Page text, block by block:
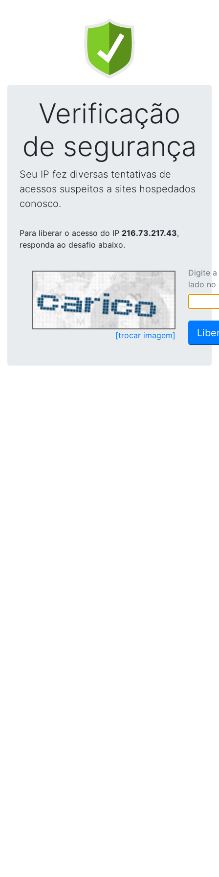
Verificação
de segurança
Seu IP fez diversas tentativas de
acessos suspeitos a sites hospedados
conosco.
Para liberar o acesso do IP 216.73.217.43,
responda ao desafio abaixo.
[trocar imagem]
Digite
lado no